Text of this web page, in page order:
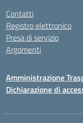
Contatti
Registro elettronico
Presa di servizio
Argomenti
Amministrazione
Dichiarazione di